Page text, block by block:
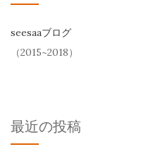
seesaaブログ
（2015~2018）
最近の投稿